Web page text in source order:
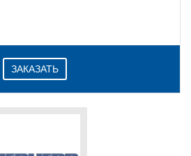
ЗАКАЗАТЬ